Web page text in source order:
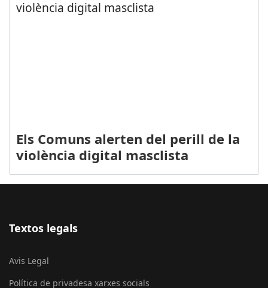
Els Comuns alerten del perill de la
violència digital masclista
Textos legals
Avis Legal
Política de privadesa xarxes socials